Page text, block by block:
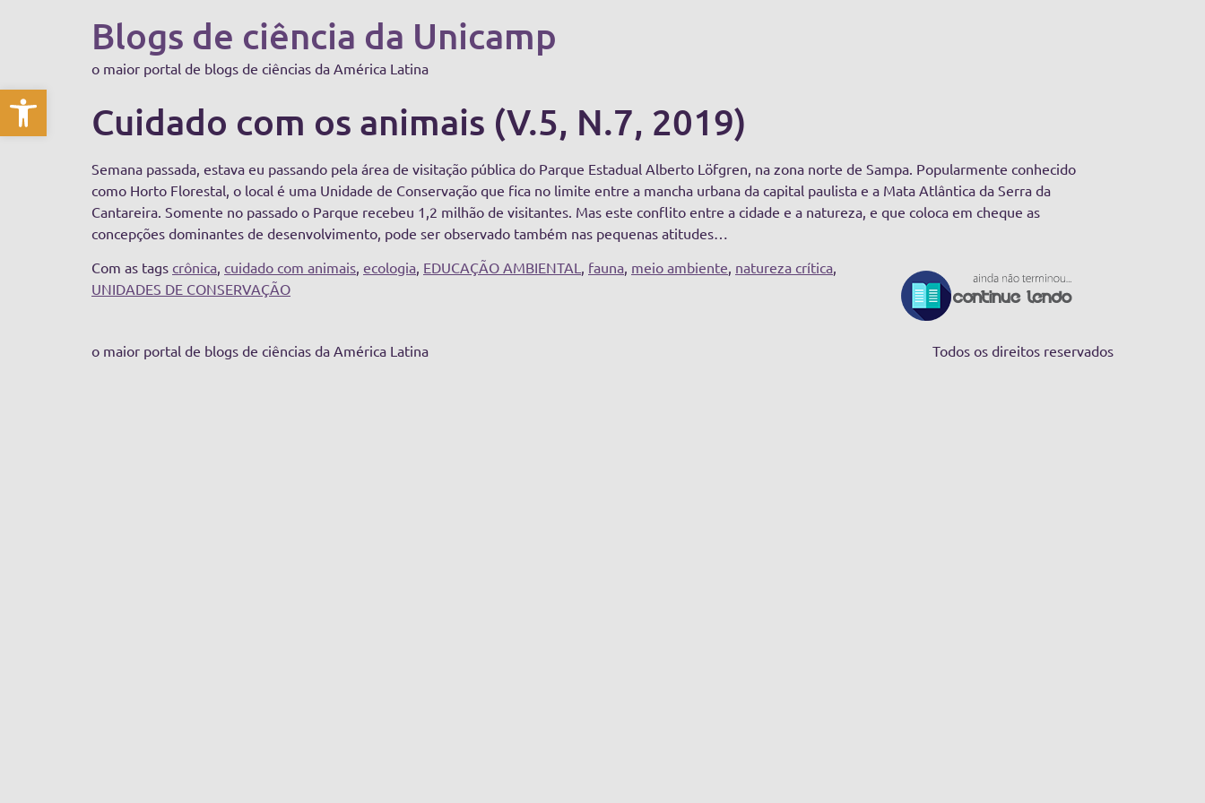
Abrir a barra de ferramentas
Blogs de ciência da Unicamp
o maior portal de blogs de ciências da América Latina
Cuidado com os animais (V.5, N.7, 2019)
Semana passada, estava eu passando pela área de visitação pública do Parque Estadual Alberto Löfgren, na zona norte de Sampa. Popularmente conhecido
como Horto Florestal, o local é uma Unidade de Conservação que fica no limite entre a mancha urbana da capital paulista e a Mata Atlântica da Serra da
Cantareira. Somente no passado o Parque recebeu 1,2 milhão de visitantes. Mas este conflito entre a cidade e a natureza, e que coloca em cheque as
concepções dominantes de desenvolvimento, pode ser observado também nas pequenas atitudes…
Com as tags crônica, cuidado com animais, ecologia, EDUCAÇÃO AMBIENTAL , fauna, meio ambiente, natureza crítica,
UNIDADES DE CONSERVAÇÃO
o maior portal de blogs de ciências da América Latina Todos os direitos reservados